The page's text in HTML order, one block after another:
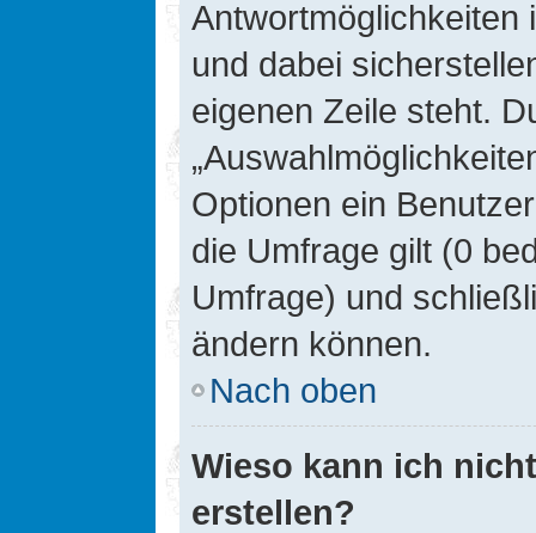
Antwortmöglichkeiten
und dabei
eigenen Zeile steht.
Optionen ein
die Umfrage gilt (0
Umfrage) und
ändern können.
Nach oben
Wieso kann ich
erstellen?